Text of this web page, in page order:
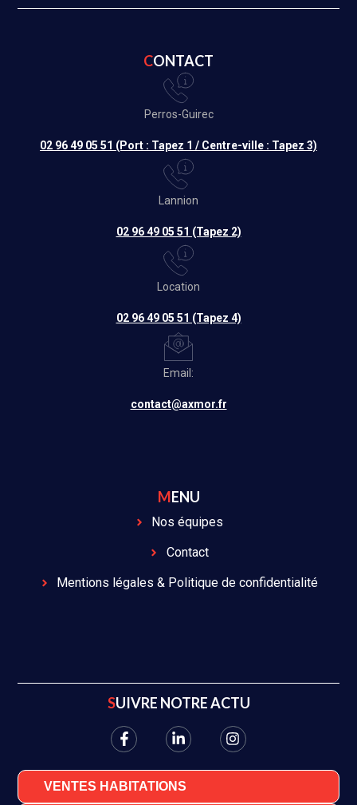
CONTACT
Perros-Guirec
02 96 49 05 51 (Port : Tapez 1 / Centre-ville : Tapez 3)
Lannion
02 96 49 05 51 (Tapez 2)
Location
02 96 49 05 51 (Tapez 4)
Email:
contact@axmor.fr
MENU
Nos équipes
Contact
Mentions légales & Politique de confidentialité
SUIVRE NOTRE ACTU
VENTES HABITATIONS